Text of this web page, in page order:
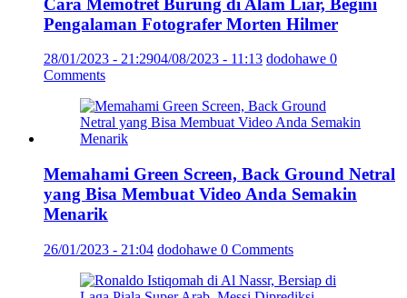
Cara Memotret Burung di Alam Liar, Begini
Pengalaman Fotografer Morten Hilmer
28/01/2023 - 21:2904/08/2023 - 11:13 dodohawe 0
Comments
Memahami Green Screen, Back Ground Netral
yang Bisa Membuat Video Anda Semakin
Menarik
26/01/2023 - 21:04 dodohawe 0 Comments